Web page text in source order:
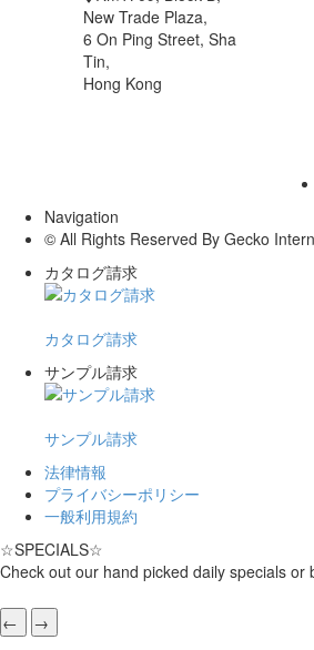
New Trade Plaza,
6 On Ping Street, Sha
Tin,
Hong Kong
Navigation
© All Rights Reserved By Gecko
カタログ請求
カタログ請求
サンプル請求
サンプル請求
法律情報
プライバシーポリシー
一般利用規約
☆SPECIALS☆
Check out our hand picked daily specials or
←
→